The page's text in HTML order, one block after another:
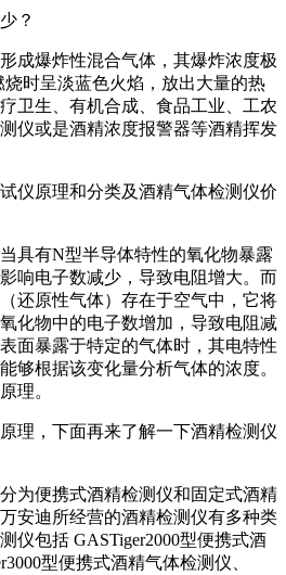
？
成爆炸性混合气体，其爆炸浓度极
时呈淡蓝色火焰，放出大量的热
卫生、有机合成、食品工业、工农
仪或是酒精浓度报警器等酒精挥发
仪原理和分类及酒精气体检测仪价
具有N型半导体特性的氧化物暴露
响电子数减少，导致电阻增大。而
还原性气体）存在于空气中，它将
化物中的电子数增加，导致电阻减
面暴露于特定的气体时，其电特性
够根据该变化量分析气体的浓度。
理。
理，下面再来了解一下酒精检测仪
为便携式酒精检测仪和固定式酒精
安迪所经营的酒精检测仪有多种类
仪包括 GASTiger2000型便携式酒
型便携式酒精气体检测仪、